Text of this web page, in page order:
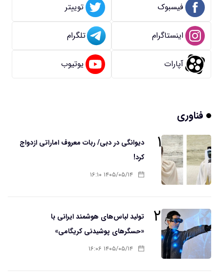
فیسبوک توییتر
اینستاگرام تلگرام
آپارات یوتیوب
فناوری
۱
دیوانگی در دبی/ ربات معروف اماراتی ازدواج
کرد!
۱۴۰۵/۰۵/۱۴ ۱۶:۱۰
۲
تولید لباس‌های هوشمند ایرانی با
«حسگرهای پوشیدنی کریگامی»
۱۴۰۵/۰۵/۱۴ ۱۶:۰۶